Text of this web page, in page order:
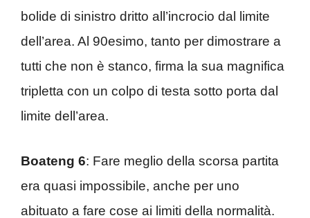
bolide di sinistro dritto all’incrocio dal limite
dell’area. Al 90esimo, tanto per dimostrare a
tutti che non è stanco, firma la sua magnifica
tripletta con un colpo di testa sotto porta dal
limite dell’area.
Boateng 6: Fare meglio della scorsa partita
era quasi impossibile, anche per uno
abituato a fare cose ai limiti della normalità.